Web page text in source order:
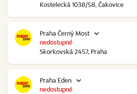
Kostelecká 1038/58, Čakovice
Praha Černý Most
Skorkovská 2457, Praha
nedostupné
Praha Eden
nedostupné